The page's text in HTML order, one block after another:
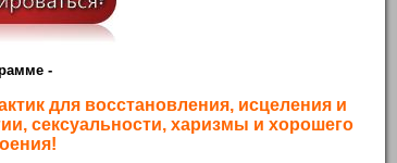
-
для восстановления, исцеления и
сексуальности, харизмы и хорошего